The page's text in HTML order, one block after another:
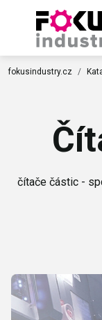
fokusindustry.cz
čítače částic -